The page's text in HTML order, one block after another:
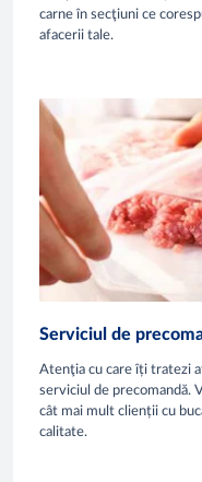
carne în secţiuni ce
afacerii tale.
Serviciul de
Atenţia cu care îți tratezi
serviciul de precomandă.
cât mai mult clienții cu
calitate.